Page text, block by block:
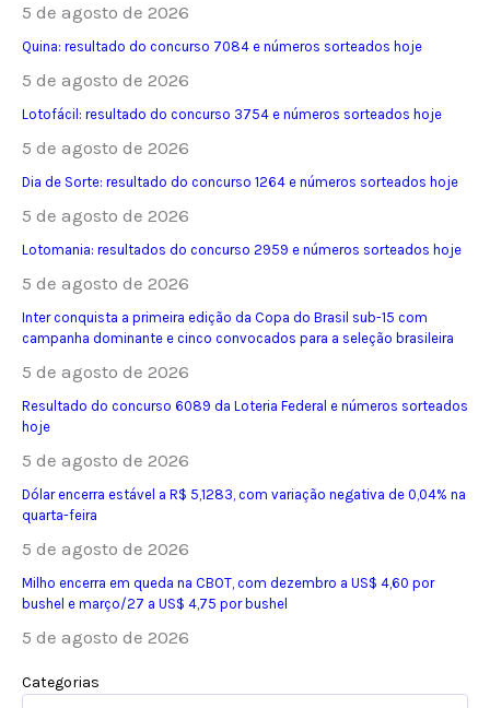
5 de agosto de 2026
Quina: resultado do concurso 7084 e números sorteados hoje
5 de agosto de 2026
Lotofácil: resultado do concurso 3754 e números sorteados hoje
5 de agosto de 2026
Dia de Sorte: resultado do concurso 1264 e números sorteados hoje
5 de agosto de 2026
Lotomania: resultados do concurso 2959 e números sorteados hoje
5 de agosto de 2026
Inter conquista a primeira edição da Copa do Brasil sub-15 com
campanha dominante e cinco convocados para a seleção brasileira
5 de agosto de 2026
Resultado do concurso 6089 da Loteria Federal e números sorteados
hoje
5 de agosto de 2026
Dólar encerra estável a R$ 5,1283, com variação negativa de 0,04% na
quarta-feira
5 de agosto de 2026
Milho encerra em queda na CBOT, com dezembro a US$ 4,60 por
bushel e março/27 a US$ 4,75 por bushel
5 de agosto de 2026
Categorias